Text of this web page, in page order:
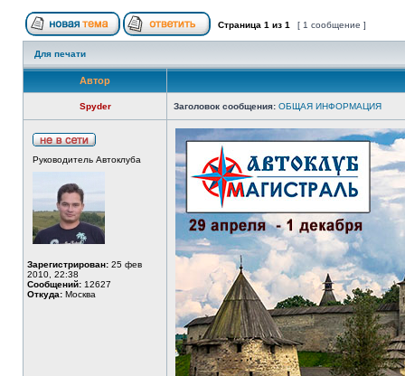
Страница 1 из 1 [ 1 сообщение ]
Для печати
Автор
Spyder Заголовок сообщения: ОБЩАЯ ИНФОРМАЦИЯ
Руководитель Автоклуба
Зарегистрирован: 25 фев
2010, 22:38
Сообщений: 12627
Откуда: Москва